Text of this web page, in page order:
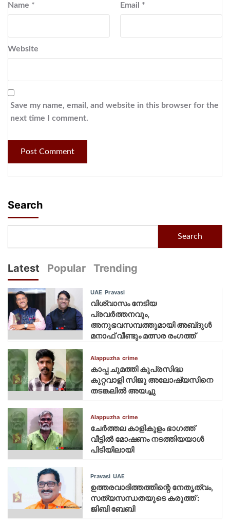
Name * Email *
Website
Save my name, email, and website in this browser for the
next time I comment.
Search
Search
Latest Popular Trending
UAE Pravasi
വിശ്വാസം നേടിയ
പ്രവർത്തനവും,
അനുഭവസമ്പത്തുമായി അബ്‌ദുൾ
മനാഫ് വീണ്ടും മത്സര രംഗത്ത്
Alappuzha crime
കാപ്പ ചുമത്തി കുപ്രസിദ്ധ
കുറ്റവാളി സിജു അലോഷ്യസിനെ
തടങ്കലിൽ അയച്ചു
Alappuzha crime
ചേർത്തല കാളികുളം ഭാഗത്ത്
വീട്ടിൽ മോഷണം നടത്തിയയാൾ
പിടിയിലായി
Pravasi UAE
ഉത്തരവാദിത്തത്തിന്റെ നേതൃത്വം,
സത്യസന്ധതയുടെ കരുത്ത് :
ജിബി ബേബി